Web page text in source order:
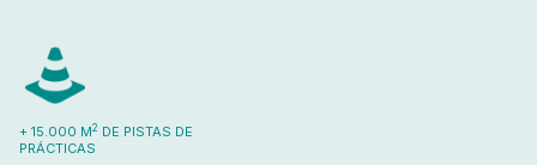
+ 15.000 M2 DE PISTAS DE
PRÁCTICAS